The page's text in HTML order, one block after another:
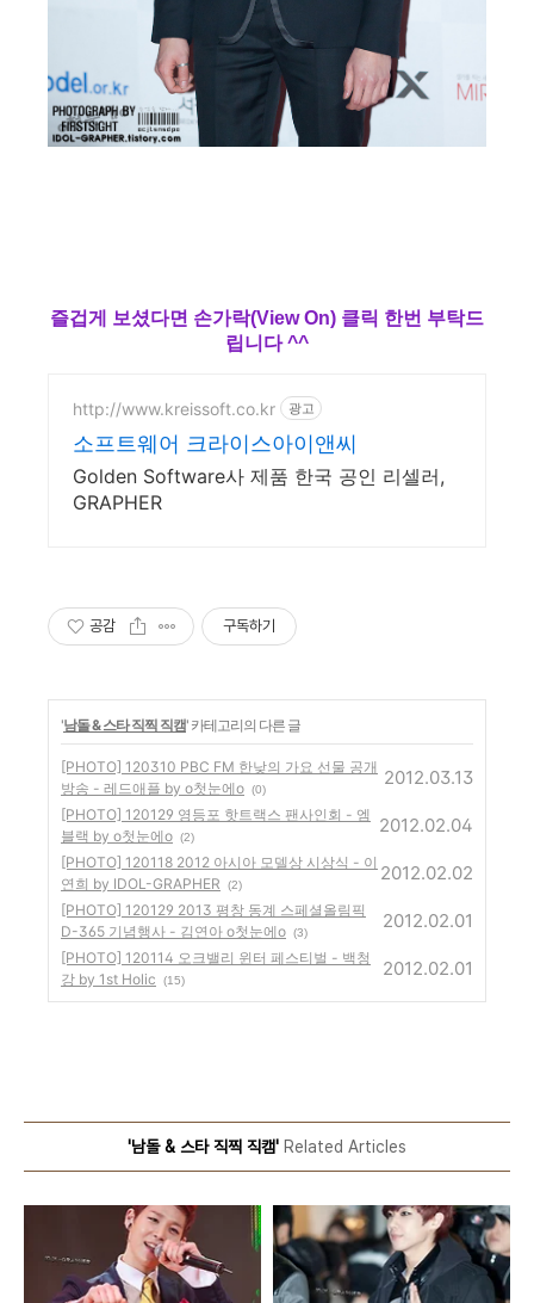
즐겁게 보셨다면 손가락(View On) 클릭 한번 부탁드
립니다 ^^
http://www.kreissoft.co.kr 광고
소프트웨어 크라이스아이앤씨
Golden Software사 제품 한국 공인 리셀러,
GRAPHER
공감 구독하기
'남돌 & 스타 직찍 직캠' 카테고리의 다른 글
[PHOTO] 120310 PBC FM 한낮의 가요 선물 공개
방송 - 레드애플 by o첫눈에o (0)
2012.03.13
[PHOTO] 120129 영등포 핫트랙스 팬사인회 - 엠
블랙 by o첫눈에o (2)
2012.02.04
[PHOTO] 120118 2012 아시아 모델상 시상식 - 이
연희 by IDOL-GRAPHER
(2)
2012.02.02
[PHOTO] 120129 2013 평창 동계 스페셜올림픽
D-365 기념행사 - 김연아 o첫눈에o (3)
2012.02.01
[PHOTO] 120114 오크밸리 윈터 페스티벌 - 백청
강 by 1st Holic
(15)
2012.02.01
'남돌 & 스타 직찍 직캠' Related Articles